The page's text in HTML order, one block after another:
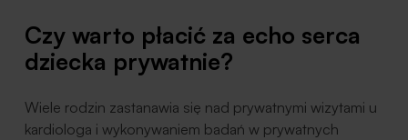
Czy warto płacić za echo serca
dziecka prywatnie?
Wiele rodzin zastanawia się nad prywatnymi wizytami u
kardiologa i wykonywaniem badań w prywatnych